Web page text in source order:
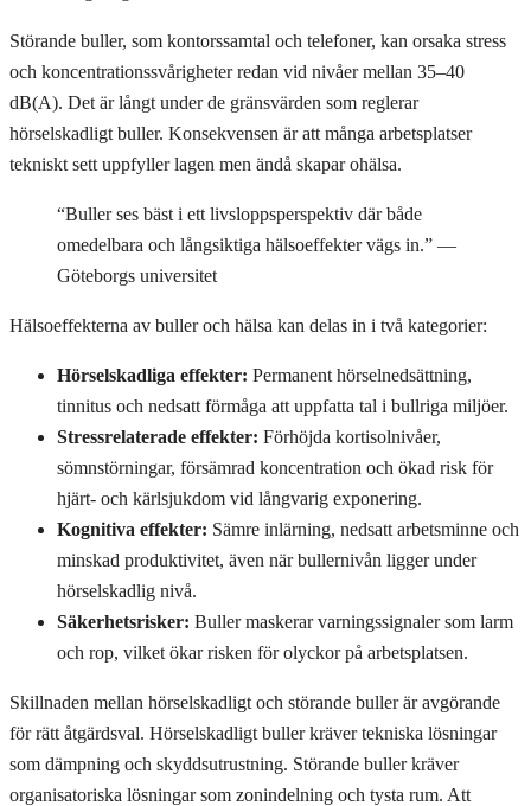
Störande buller, som kontorssamtal och telefoner, kan orsaka stress
och koncentrationssvårigheter redan vid nivåer mellan 35–40
dB(A). Det är långt under de gränsvärden som reglerar
hörselskadligt buller. Konsekvensen är att många arbetsplatser
tekniskt sett uppfyller lagen men ändå skapar ohälsa.
“Buller ses bäst i ett livsloppsperspektiv där både
omedelbara och långsiktiga hälsoeffekter vägs in.” —
Göteborgs universitet
Hälsoeffekterna av buller och hälsa kan delas in i två kategorier:
Hörselskadliga effekter: Permanent hörselnedsättning,
tinnitus och nedsatt förmåga att uppfatta tal i bullriga miljöer.
Stressrelaterade effekter: Förhöjda kortisolnivåer,
sömnstörningar, försämrad koncentration och ökad risk för
hjärt- och kärlsjukdom vid långvarig exponering.
Kognitiva effekter: Sämre inlärning, nedsatt arbetsminne och
minskad produktivitet, även när bullernivån ligger under
hörselskadlig nivå.
Säkerhetsrisker: Buller maskerar varningssignaler som larm
och rop, vilket ökar risken för olyckor på arbetsplatsen.
Skillnaden mellan hörselskadligt och störande buller är avgörande
för rätt åtgärdsval. Hörselskadligt buller kräver tekniska lösningar
som dämpning och skyddsutrustning. Störande buller kräver
organisatoriska lösningar som zonindelning och tysta rum. Att